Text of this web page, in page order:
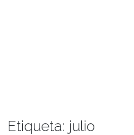
Etiqueta: julio